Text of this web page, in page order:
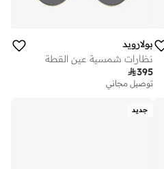
بولارويد
نظارات شمسية عين القطة
395
توصيل مجاني
جديد